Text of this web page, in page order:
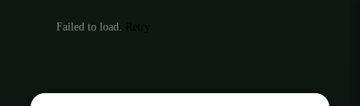
Failed to load.